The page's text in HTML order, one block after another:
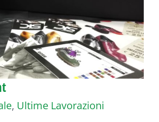
, Ultime Lavorazioni